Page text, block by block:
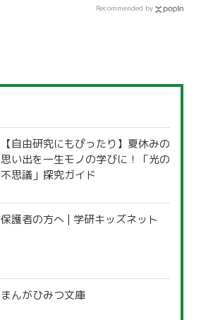
Recommended by
【自由研究にもぴったり】夏休みの
思い出を一生モノの学びに！「光の
不思議」探究ガイド
保護者の方へ | 学研キッズネット
まんがひみつ文庫